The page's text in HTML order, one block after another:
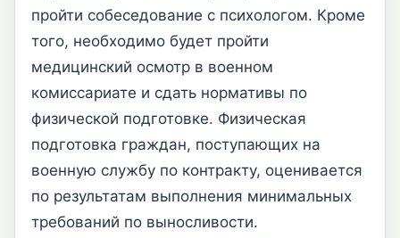
пройти собеседование с психологом. Кроме
того, необходимо будет пройти
медицинский осмотр в военном
комиссариате и сдать нормативы по
физической подготовке. Физическая
подготовка граждан, поступающих на
военную службу по контракту, оценивается
по результатам выполнения минимальных
требований по выносливости.